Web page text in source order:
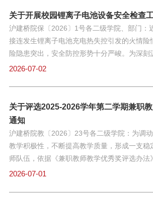
师、外聘授课教师、实践指导教师等）；已终
次考核范围。二、考核原则与核心依据（一）
公正、民主公开、注重实绩、分类评价”的原
的履职表现，确保考核结果真实反映其工作成
校教学管理、师德师风建设相关规定开展考核
政治纪律、履行教书育人职责、恪守学术诚信
况，若存在师德失范行为或重大教学事故，直
格。2.教学履职情况：主要包括教学准备（教
关于开展校园锂离子电池设备安全检查
沪建桥院保〔2026〕1号各二级学院、部门：
接连发生锂离子电池充电热失控引发的火情险
险隐患突出，安全防控形势十分严峻。为深刻
训，严格落实上海市教育委员会《关于进一步
项通知如下：一、压实层级安全责任，健全网
要严格落实安全生产“党政同责、一岗双责、齐
责”总体要求，坚守“三管三必须”原则，搭建构
网格化安全管理体系，细化各层级、各岗位锂
明确管控边界、压实岗位责任，实现校园锂电
消防设备配备、安全管控；常态化查处违规携
舍、教学楼、实验室、电梯等重点区域的行为
2026-07-02
关于评选2025-2026学年第二学期兼职
通知
沪建桥院教〔2026〕23号各二级学院：为调
教学积极性，不断提高教学质量，形成一支稳
师队伍，依据《兼职教师教学优秀奖评选办法
302），学校决定评选出本学期兼职教师教学
2026-07-01